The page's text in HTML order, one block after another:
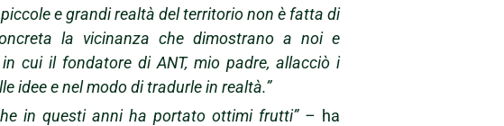
e grandi realtà del territorio non è fatta di
la vicinanza che dimostrano a noi e
cui il fondatore di ANT, mio padre, allacciò i
idee e nel modo di tradurle in realtà.”
in questi anni ha portato ottimi frutti” – ha